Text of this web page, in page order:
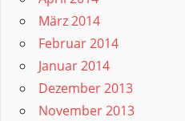
März 2014
Februar 2014
Januar 2014
Dezember 2013
November 2013